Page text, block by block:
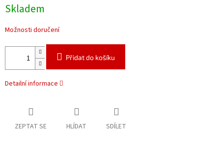
cena:
Skladem
Možnosti doručení
Přidat do košíku
Detailní informace
ZEPTAT SE HLÍDAT SDÍLET